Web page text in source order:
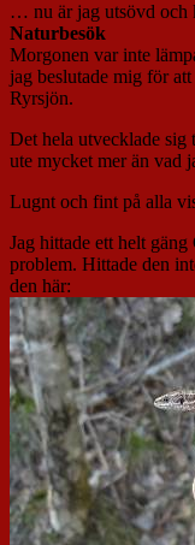
… nu är jag utsövd och
Naturbesök
Morgonen var inte
jag beslutade mig för
Ryrsjön.
Det hela utvecklade sig
ute mycket mer än vad
Lugnt och fint på alla
Jag hittade ett helt
problem. Hittade den
den här: